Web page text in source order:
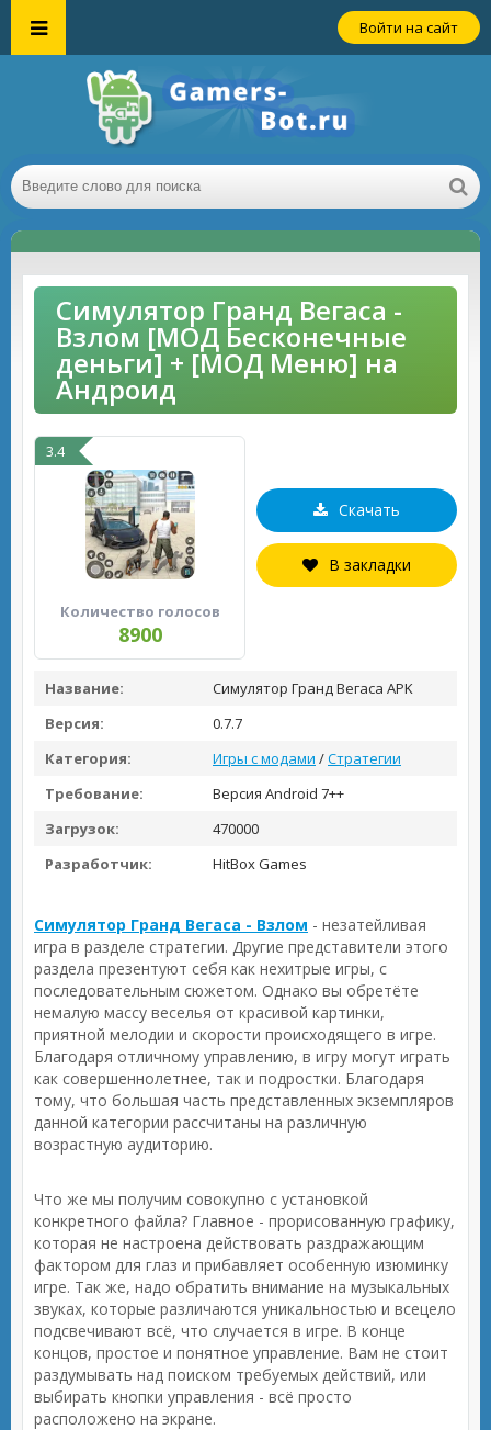
Войти на сайт
Симулятор Гранд Вегаса -
Взлом [МОД Бесконечные
деньги] + [МОД Меню] на
Андроид
3.4
Количество голосов
8900
Скачать
В закладки
Название:
Симулятор Гранд Вегаса APK
Версия:
0.7.7
Категория:
Игры с модами /Стратегии
Требование:
Версия Android 7++
Загрузок:
470000
Разработчик:
HitBox Games
Симулятор Гранд Вегаса - Взлом - незатейливая
игра в разделе стратегии. Другие представители этого
раздела презентуют себя как нехитрые игры, с
последовательным сюжетом. Однако вы обретёте
немалую массу веселья от красивой картинки,
приятной мелодии и скорости происходящего в игре.
Благодаря отличному управлению, в игру могут играть
как совершеннолетнее, так и подростки. Благодаря
тому, что большая часть представленных экземпляров
данной категории рассчитаны на различную
возрастную аудиторию.
Что же мы получим совокупно с установкой
конкретного файла? Главное - прорисованную графику,
которая не настроена действовать раздражающим
фактором для глаз и прибавляет особенную изюминку
игре. Так же, надо обратить внимание на музыкальных
звуках, которые различаются уникальностью и всецело
подсвечивают всё, что случается в игре. В конце
концов, простое и понятное управление. Вам не стоит
раздумывать над поиском требуемых действий, или
выбирать кнопки управления - всё просто
расположено на экране.